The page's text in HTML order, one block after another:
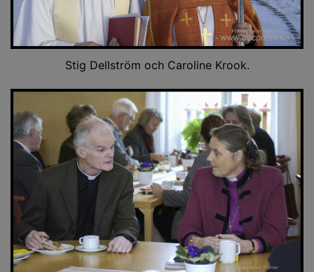
Stig Dellström och Caroline Krook.